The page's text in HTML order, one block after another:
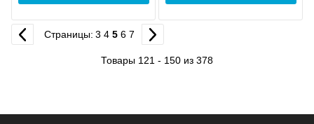
Страницы: 3 4 5 6 7
Товары 121 - 150 из 378